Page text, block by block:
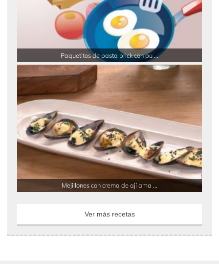
Paquetitos de pasta brick con pu ...
Mejillones con crema de ají ama ...
Ver más recetas